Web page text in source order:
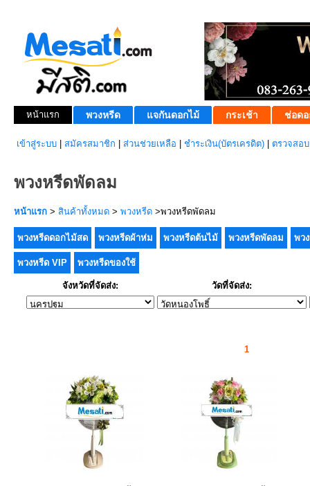
หน้าแรก พวงหรีด แจกันดอกไม้ กระเช้า ช่อดอ
เข้าสู่ระบบ สมัครสมาชิก ส่วนช่วยเหลือ ชำระเงิน(บัตรเครดิต) ตรวจสอ
พวงหรีดพัดลม
หน้าแรก > สินค้าทั้งหมด > พวงหรีด >พวงหรีดพัดลม
พวงหรีดดอกไม้สด พวงหรีดผ้าห่ม พวงหรีดต้นไม้ พวงหรีดพัดลม พว
พวงหรีด VIP พวงหรีดของใช้
จังหวัดที่จัดส่ง: วัดที่จัดส่ง:
1